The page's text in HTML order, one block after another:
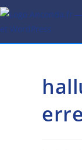
Skip
content